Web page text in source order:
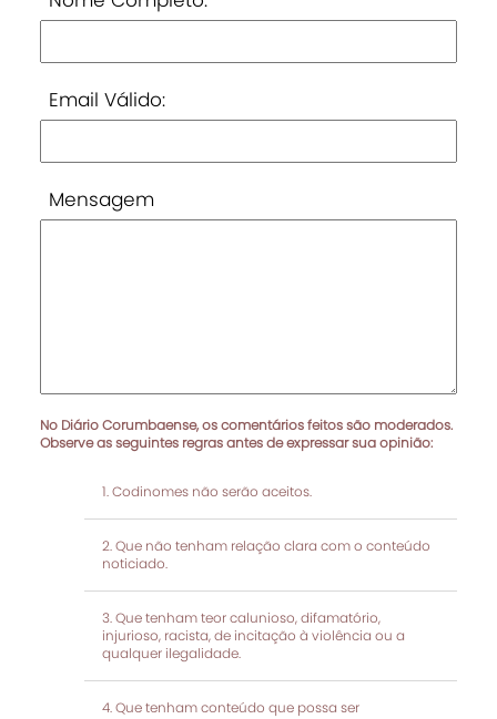
Email Válido:
Mensagem
No Diário Corumbaense, os comentários feitos são moderados.
Observe as seguintes regras antes de expressar sua opinião:
Codinomes não serão aceitos.
Que não tenham relação clara com o conteúdo
noticiado.
Que tenham teor calunioso, difamatório,
injurioso, racista, de incitação à violência ou a
qualquer ilegalidade.
Que tenham conteúdo que possa ser